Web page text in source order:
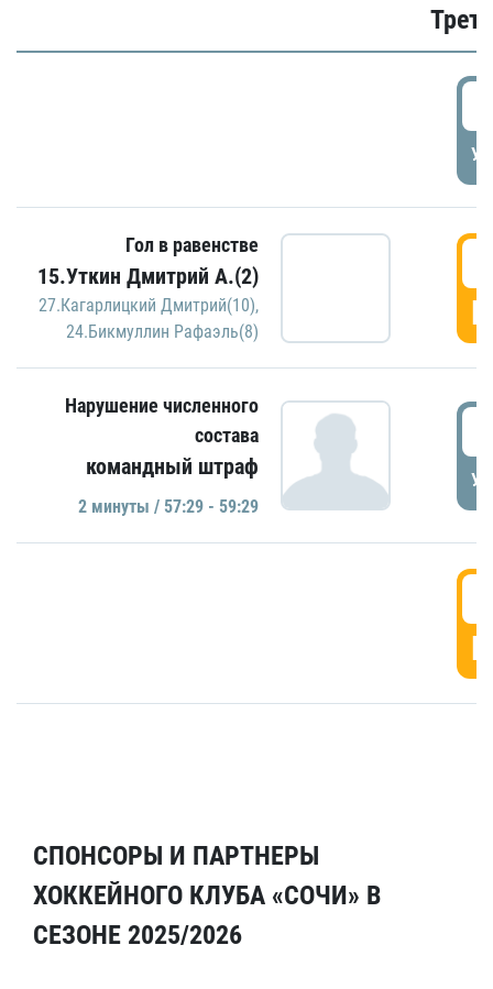
Гол в равенстве
15.Уткин Дмитрий А.(2)
27.Кагарлицкий Дмитрий(10),
24.Бикмуллин Рафаэль(8)
Нарушение численного
состава
командный штраф
2 минуты / 57:29 - 59:29
СПОНСОРЫ И ПАРТНЕРЫ
ХОККЕЙНОГО КЛУБА «СОЧИ» В
СЕЗОНЕ 2025/2026